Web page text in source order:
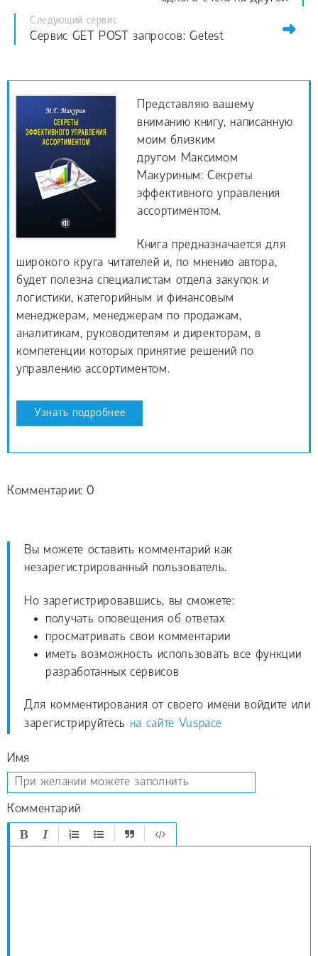
Следующий сервис
Сервис GET POST запросов: Getest
Представляю вашему
вниманию книгу, написанную
моим близким
другом Максимом
Макуриным: Секреты
эффективного управления
ассортиментом.
Книга предназначается для
широкого круга читателей и, по мнению автора,
будет полезна специалистам отдела закупок и
логистики, категорийным и финансовым
менеджерам, менеджерам по продажам,
аналитикам, руководителям и директорам, в
компетенции которых принятие решений по
управлению ассортиментом.
Узнать подробнее
Комментарии: 0
Вы можете оставить комментарий как
незарегистрированный пользователь.
Но зарегистрировавшись, вы сможете:
получать оповещения об ответах
просматривать свои комментарии
иметь возможность использовать все функции
разработанных сервисов
Для комментирования от своего имени войдите или
зарегистрируйтесь на сайте Vuspace
Имя
Комментарий